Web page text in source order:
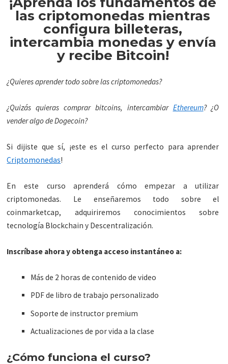
las criptomonedas mientras
configura billeteras,
intercambia monedas y envía
y recibe Bitcoin!
¿Quieres aprender todo sobre las criptomonedas?
¿Quizás quieras comprar bitcoins, intercambiar Ethereum? ¿O
vender algo de Dogecoin?
Si dijiste que sí, ¡este es el curso perfecto para aprender
Criptomonedas!
En este curso aprenderá cómo empezar a utilizar
criptomonedas. Le enseñaremos todo sobre el
coinmarketcap, adquiriremos conocimientos sobre
tecnología Blockchain y Descentralización.
Inscríbase ahora y obtenga acceso instantáneo a:
Más de 2 horas de contenido de video
PDF de libro de trabajo personalizado
Soporte de instructor premium
Actualizaciones de por vida a la clase
¿Cómo funciona el curso?